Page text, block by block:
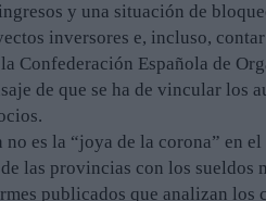
y una situación de
inversores e, incluso,
Confederación Española de
de que se ha de vincular los
no es la “joya de la corona” en
las provincias con los sueldos
publicados que analizan los